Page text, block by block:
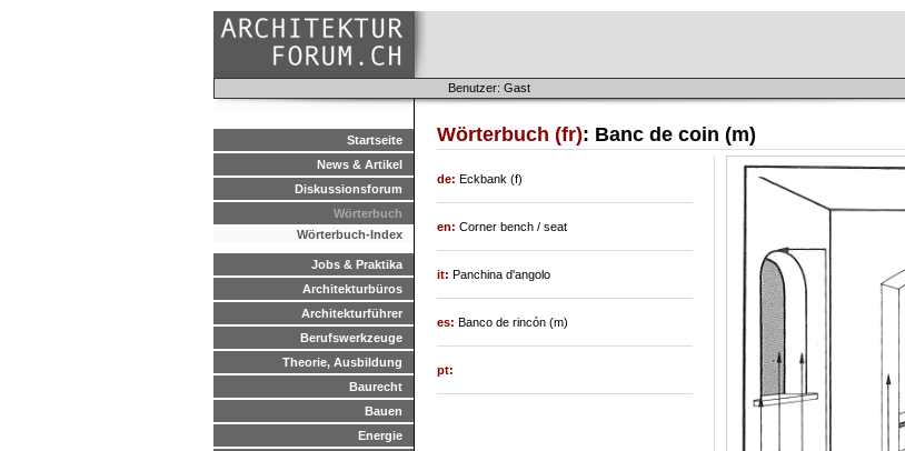
Benutzer: Gast
Startseite
News & Artikel
Diskussionsforum
Wörterbuch
Wörterbuch-Index
Jobs & Praktika
Architekturbüros
Architekturführer
Berufswerkzeuge
Theorie, Ausbildung
Baurecht
Bauen
Energie
Wörterbuch (fr): Banc de coin (m)
de: Eckbank (f)
en: Corner bench / seat
it: Panchina d'angolo
es: Banco de rincón (m)
pt: